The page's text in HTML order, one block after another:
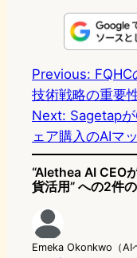
n
Previous: FQHC
技術戦略の重要
Next: Sagetap
ェア購入のAIマ
“Alethea AI CEO
貨活用” への2件
Emeka Okonkwo（AI